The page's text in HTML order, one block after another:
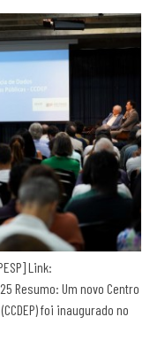
Link:
Resumo: Um novo Centro
foi inaugurado no